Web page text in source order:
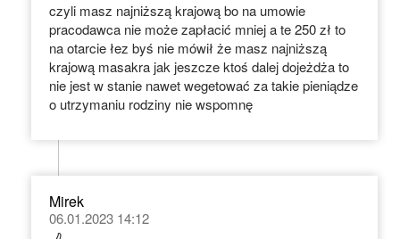
czyli masz najniższą krajową bo na umowie
pracodawca nie może zapłacić mniej a te 250 zł to
na otarcie łez byś nie mówił że masz najniższą
krajową masakra jak jeszcze ktoś dalej dojeżdża to
nie jest w stanie nawet wegetować za takie pieniądze
o utrzymaniu rodziny nie wspomnę
Mirek
06.01.2023 14:12